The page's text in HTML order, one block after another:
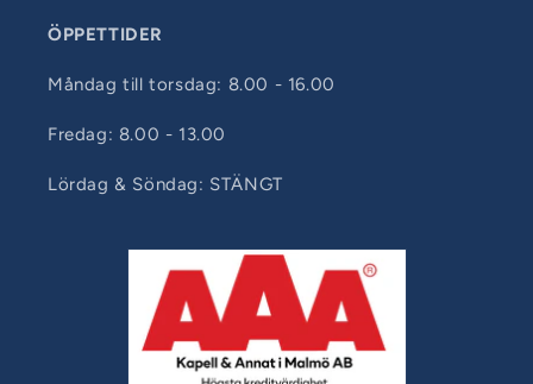
ÖPPETTIDER
Måndag till torsdag: 8.00 - 16.00
Fredag: 8.00 - 13.00
Lördag & Söndag: STÄNGT